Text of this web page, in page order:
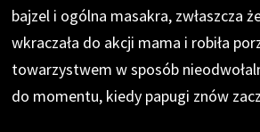
bajzel i ogólna masakra, zwłaszcza
wkraczała do akcji mama i robiła
towarzystwem w sposób
do momentu, kiedy papugi znów